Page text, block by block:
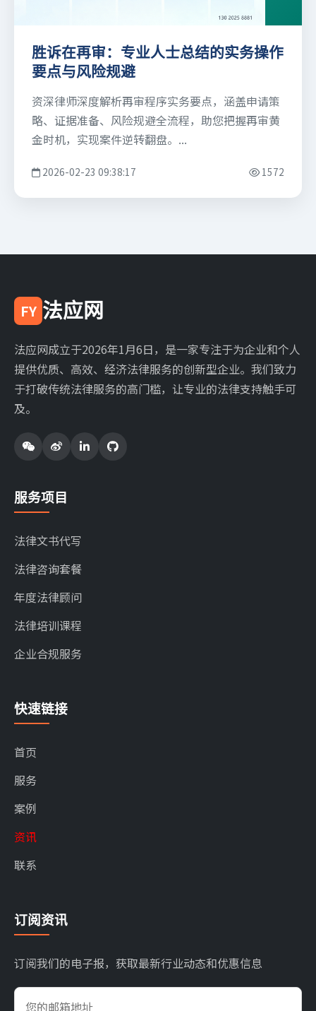
胜诉在再审：专业人士总结的实务操作
要点与风险规避
资深律师深度解析再审程序实务要点，涵盖申请策
略、证据准备、风险规避全流程，助您把握再审黄
金时机，实现案件逆转翻盘。...
2026-02-23 09:38:17 1572
FY 法应网
法应网成立于2026年1月6日，是一家专注于为企业和个人
提供优质、高效、经济法律服务的创新型企业。我们致力
于打破传统法律服务的高门槛，让专业的法律支持触手可
及。
服务项目
法律文书代写
法律咨询套餐
年度法律顾问
法律培训课程
企业合规服务
快速链接
首页
服务
案例
资讯
联系
订阅资讯
订阅我们的电子报，获取最新行业动态和优惠信息